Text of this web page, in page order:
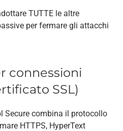
TUTTE le altre
per fermare gli attacchi
connessioni
SSL)
Secure combina il protocollo
HTTPS, HyperText